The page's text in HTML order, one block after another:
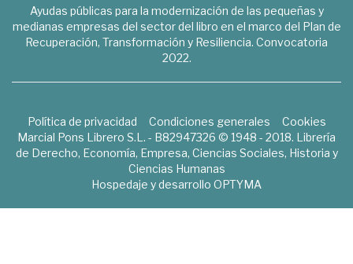
Ayudas públicas para la modernización de las pequeñas y
medianas empresas del sector del libro en el marco del Plan de
Recuperación, Transformación y Resiliencia. Convocatoria
2022.
Política de privacidad Condiciones generales
Cookies
Marcial Pons Librero S.L. - B82947326 © 1948 - 2018. Librería
de Derecho, Economía, Empresa, Ciencias Sociales, Historia y
Ciencias Humanas
Hospedaje y desarrollo OPTYMA